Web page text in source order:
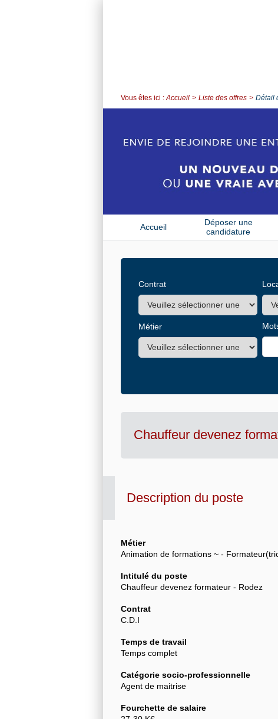
Vous êtes ici : Accueil Liste des offres Détail
Accueil
Déposer une
candidature
spontanée
Contrat
Métier
Chauffeur devenez
Description du poste
Métier
Animation de formations ~ -
Intitulé du poste
Chauffeur devenez formateur - Rodez
Contrat
C.D.I
Temps de travail
Temps complet
Catégorie socio-professionnelle
Agent de maitrise
Fourchette de salaire